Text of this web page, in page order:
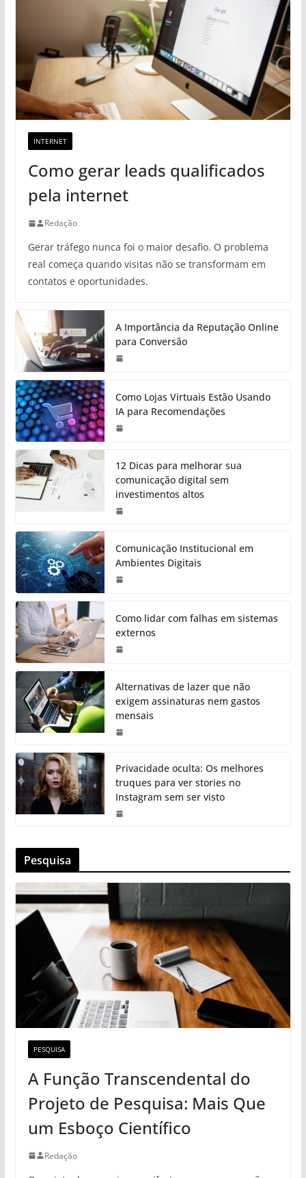
INTERNET
Como gerar leads qualificados
pela internet
Redação
Gerar tráfego nunca foi o maior desafio. O problema
real começa quando visitas não se transformam em
contatos e oportunidades.
A Importância da Reputação Online
para Conversão
Como Lojas Virtuais Estão Usando
IA para Recomendações
12 Dicas para melhorar sua
comunicação digital sem
investimentos altos
Comunicação Institucional em
Ambientes Digitais
Como lidar com falhas em sistemas
externos
Alternativas de lazer que não
exigem assinaturas nem gastos
mensais
Privacidade oculta: Os melhores
truques para ver stories no
Instagram sem ser visto
Pesquisa
PESQUISA
A Função Transcendental do
Projeto de Pesquisa: Mais Que
um Esboço Científico
Redação